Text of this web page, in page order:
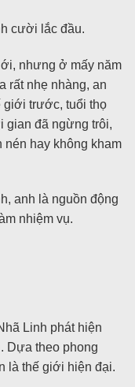
cười lắc đầu.
nhưng ở mấy năm
rất nhẹ nhàng, an
giới trước, tuổi thọ
gian đã ngừng trôi,
nén hay không kham
anh là nguồn động
nhiệm vụ.
Linh phát hiện
Dựa theo phong
là thế giới hiện đại.